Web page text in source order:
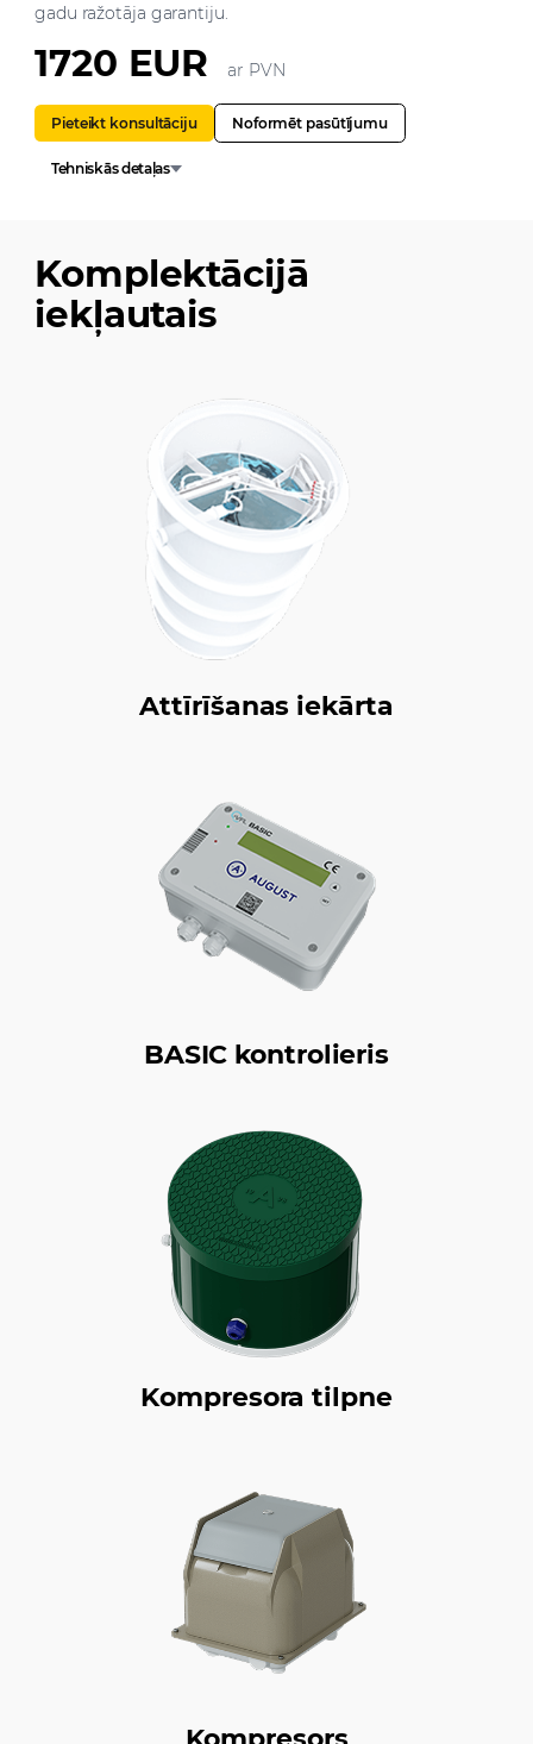
gadu ražotāja garantiju.
1720 EUR ar PVN
Pieteikt konsultāciju Noformēt pasūtījumu
Tehniskās detaļas
Komplektācijā
iekļautais
Attīrīšanas iekārta
BASIC kontrolieris
Kompresora tilpne